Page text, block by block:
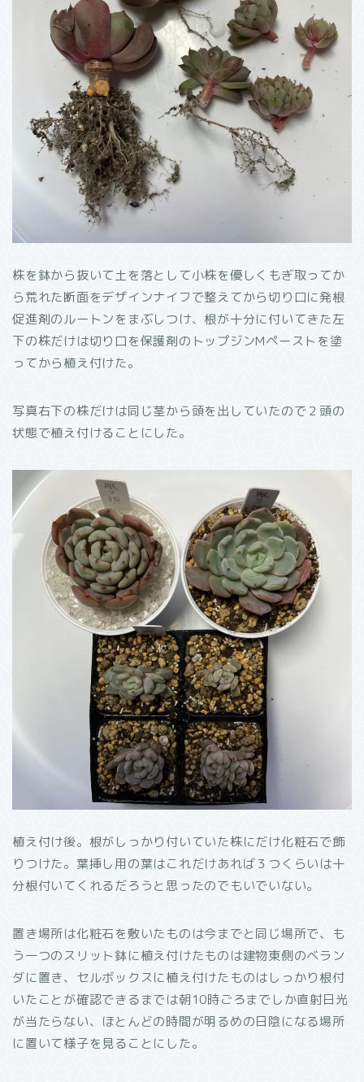
株を鉢から抜いて土を落として小株を優しくもぎ取ってか
ら荒れた断面をデザインナイフで整えてから切り口に発根
促進剤のルートンをまぶしつけ、根が十分に付いてきた左
下の株だけは切り口を保護剤のトップジンMペーストを塗
ってから植え付けた。
写真右下の株だけは同じ茎から頭を出していたので２頭の
状態で植え付けることにした。
植え付け後。根がしっかり付いていた株にだけ化粧石で飾
りつけた。葉挿し用の葉はこれだけあれば３つくらいは十
分根付いてくれるだろうと思ったのでもいでいない。
置き場所は化粧石を敷いたものは今までと同じ場所で、も
う一つのスリット鉢に植え付けたものは建物東側のベラン
ダに置き、セルボックスに植え付けたものはしっかり根付
いたことが確認できるまでは朝10時ごろまでしか直射日光
が当たらない、ほとんどの時間が明るめの日陰になる場所
に置いて様子を見ることにした。